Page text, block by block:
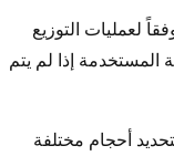
لعمليات التوزيع
المستخدمة إذا لم يتم
أحجام مختلفة